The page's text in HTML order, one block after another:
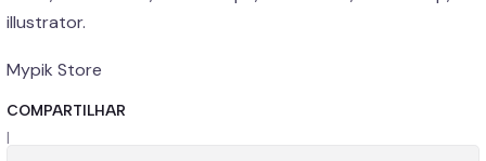
illustrator.
Mypik Store
COMPARTILHAR
|